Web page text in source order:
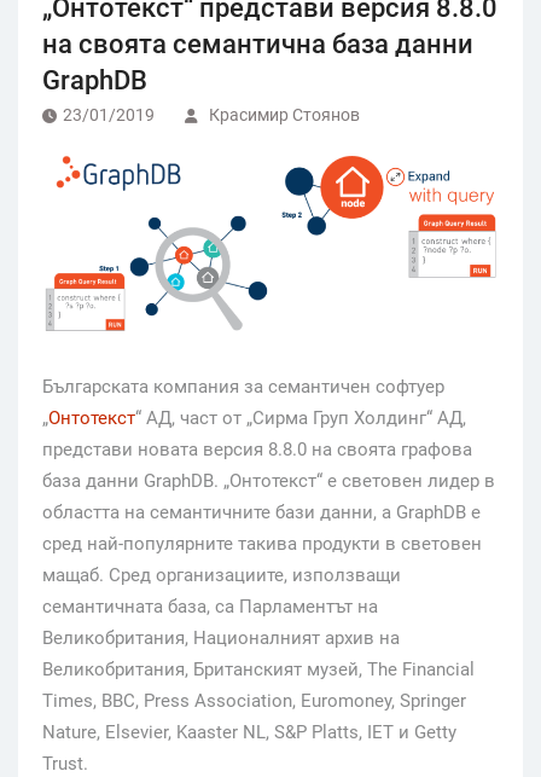
„Онтотекст“ представи версия 8.8.0
на своята семантична база данни
GraphDB
23/01/2019 Красимир Стоянов
Българската компания за семантичен софтуер
„Онтотекст“ АД, част от „Сирма Груп Холдинг“ АД,
представи новата версия 8.8.0 на своята графова
база данни GraphDB. „Онтотекст“ е световен лидер в
областта на семантичните бази данни, а GraphDB е
сред най-популярните такива продукти в световен
мащаб. Сред организациите, използващи
семантичната база, са Парламентът на
Великобритания, Националният архив на
Великобритания, Британският музей, The Financial
Times, BBC, Press Association, Euromoney, Springer
Nature, Elsevier, Kaaster NL, S&P Platts, IET и Getty
Trust.